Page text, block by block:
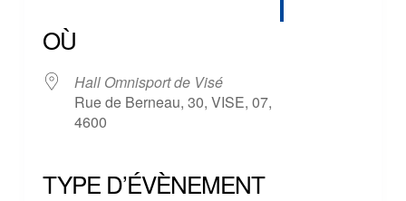
OÙ
Hall Omnisport de Visé
Rue de Berneau, 30, VISE, 07,
4600
TYPE D’ÉVÈNEMENT